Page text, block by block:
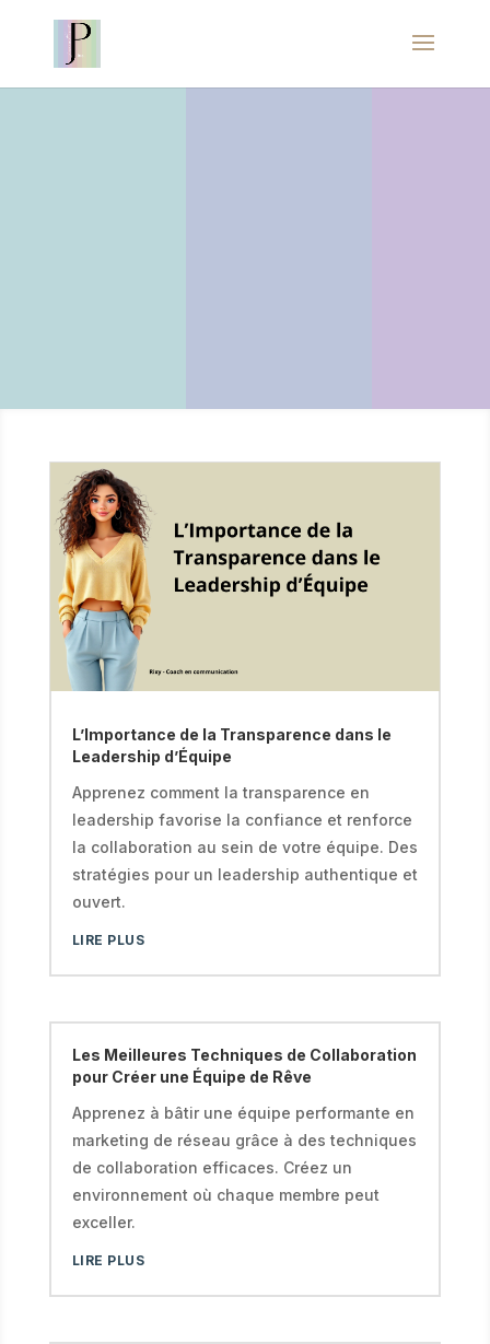
L’Importance de la Transparence dans le
Leadership d’Équipe
Apprenez comment la transparence en
leadership favorise la confiance et renforce
la collaboration au sein de votre équipe. Des
stratégies pour un leadership authentique et
ouvert.
LIRE PLUS
Les Meilleures Techniques de Collaboration
pour Créer une Équipe de Rêve
Apprenez à bâtir une équipe performante en
marketing de réseau grâce à des techniques
de collaboration efficaces. Créez un
environnement où chaque membre peut
exceller.
LIRE PLUS